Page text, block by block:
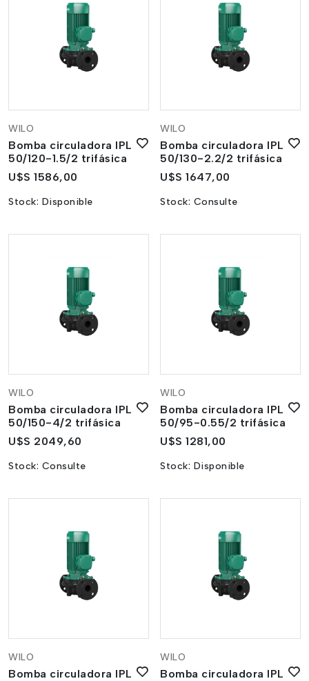
WILO
Bomba circuladora IPL
50/120-1.5/2 trifásica
U$S 1586,00
Stock: Disponible
WILO
Bomba circuladora IPL
50/130-2.2/2 trifásica
U$S 1647,00
Stock: Consulte
WILO
Bomba circuladora IPL
50/150-4/2 trifásica
U$S 2049,60
Stock: Consulte
WILO
Bomba circuladora IPL
50/95-0.55/2 trifásica
U$S 1281,00
Stock: Disponible
WILO
Bomba circuladora IPL
WILO
Bomba circuladora IPL